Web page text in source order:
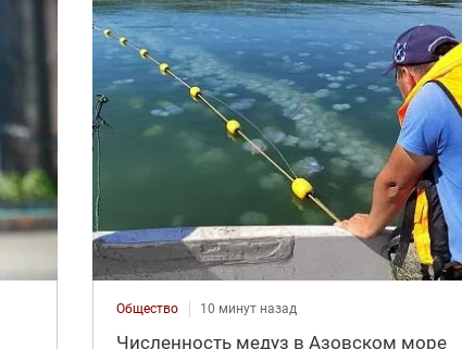
Общество 10 минут назад
Численность медуз в Азовском море